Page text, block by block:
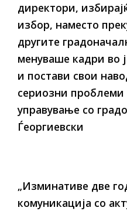
директори,
избор, наместо
другите
менуваше кадри во
и постави свои
сериозни проблеми
управување со
Ѓеоргиевски
„Изминативе две
комуникација со